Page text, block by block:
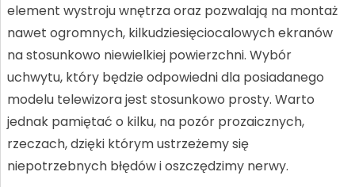
element wystroju wnętrza oraz pozwalają na montaż
nawet ogromnych, kilkudziesięciocalowych ekranów
na stosunkowo niewielkiej powierzchni. Wybór
uchwytu, który będzie odpowiedni dla posiadanego
modelu telewizora jest stosunkowo prosty. Warto
jednak pamiętać o kilku, na pozór prozaicznych,
rzeczach, dzięki którym ustrzeżemy się
niepotrzebnych błędów i oszczędzimy nerwy.